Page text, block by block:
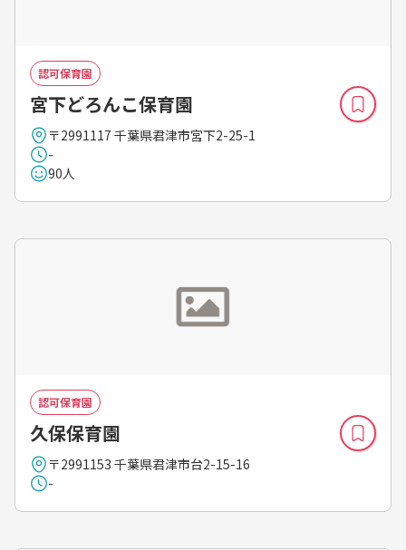
認可保育園
宮下どろんこ保育園
〒2991117 千葉県君津市宮下2-25-1
-
90人
認可保育園
久保保育園
〒2991153 千葉県君津市台2-15-16
-